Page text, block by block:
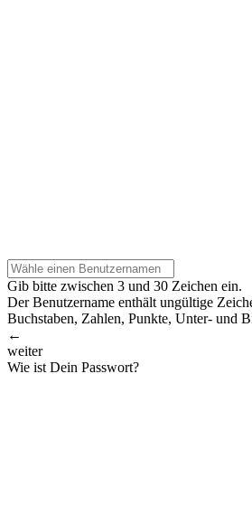
Gib bitte zwischen 3 und 30 Zeichen ein.
Der Benutzername enthält ungültige
Buchstaben, Zahlen, Punkte, Unter- und
←
weiter
Wie ist Dein Passwort?